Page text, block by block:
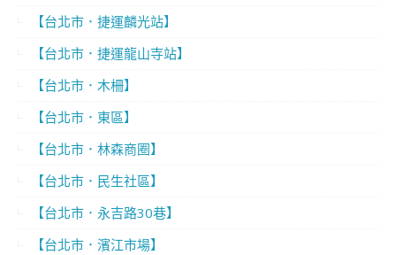
【台北市．捷運麟光站】
【台北市．捷運龍山寺站】
【台北市．木柵】
【台北市．東區】
【台北市．林森商圈】
【台北市．民生社區】
【台北市．永吉路30巷】
【台北市．濱江市場】